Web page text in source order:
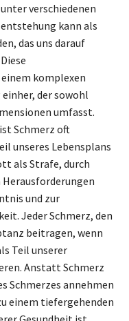
verschiedenen
kann als
das uns darauf
komplexen
der sowohl
umfasst.
Schmerz oft
unseres Lebensplans
als Strafe, durch
Herausforderungen
und zur
Jeder Schmerz, den
beitragen, wenn
Teil unserer
Anstatt Schmerz
Schmerzes annehmen
einem tiefergehenden